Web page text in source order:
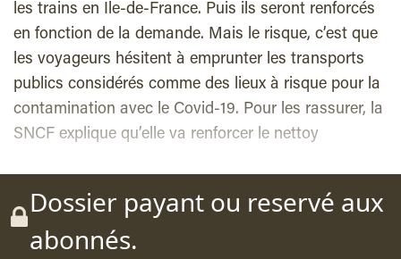
les trains en Ile-de-France. Puis ils seront renforcés
en fonction de la demande. Mais le risque, c’est que
les voyageurs hésitent à emprunter les transports
publics considérés comme des lieux à risque pour la
contamination avec le Covid-19. Pour les rassurer, la
SNCF explique qu’elle va renforcer le nettoy
Dossier payant ou reservé aux
abonnés.